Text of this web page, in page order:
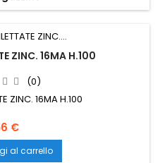
ZINC. 16MA H.100
(0)
ZINC. 16MA H.100
€
al carrello